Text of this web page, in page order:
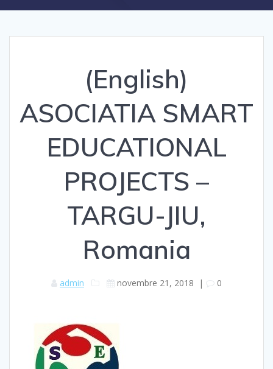
(English)
ASOCIATIA SMART
EDUCATIONAL
PROJECTS –
TARGU-JIU,
Romania
admin novembre 21, 2018 | 0